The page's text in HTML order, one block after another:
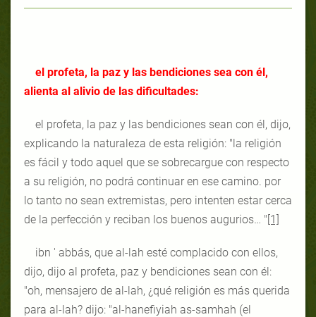
el profeta, la paz y las bendiciones sea con él,
alienta al alivio de las dificultades:
el profeta, la paz y las bendiciones sean con él, dijo,
explicando la naturaleza de esta religión: "la religión
es fácil y todo aquel que se sobrecargue con respecto
a su religión, no podrá continuar en ese camino. por
lo tanto no sean extremistas, pero intenten estar cerca
de la perfección y reciban los buenos augurios… "[1]
ibn ' abbás, que al-lah esté complacido con ellos,
dijo, dijo al profeta, paz y bendiciones sean con él:
"oh, mensajero de al-lah, ¿qué religión es más querida
para al-lah? dijo: "al-hanefiyiah as-samhah (el